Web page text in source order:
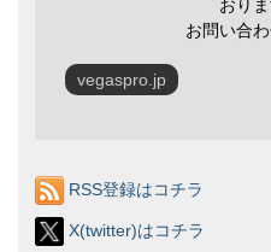
おり
お問い合わ
vegaspro.jp
RSS登録はコチラ
X(twitter)はコチラ